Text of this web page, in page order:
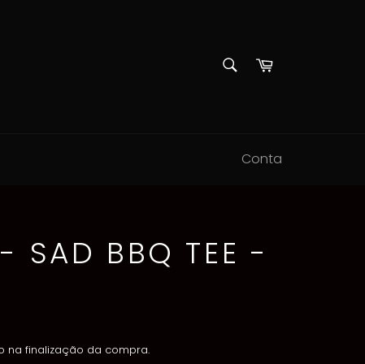
Carrinho
Conta
SAD BBQ TEE -
na finalização da compra.